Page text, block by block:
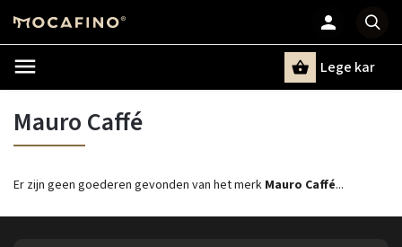
Lege kar
Mauro Caffé
Er zijn geen goederen gevonden van het merk Mauro Caffé...